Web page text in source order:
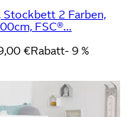
Stockbett 2 Farben,
FSC®...
€Rabatt- 9 %